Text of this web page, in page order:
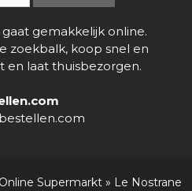
gemakkelijk online.
zoekbalk, koop snel en
en laat thuisbezorgen.
Online Supermarkt » Le Nostrane